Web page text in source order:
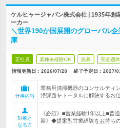
ケルヒャージャパン株式会社 | 1935年創
ーカー
＼世界190か国展開のグローバル
庫
正社員 業種未経験OK 急募 完全週
情報更新日：2026/07/28 終了予定日： 2027/
仕事内容
業務用清掃機器のコンサルティ
浄課題をトータルに解決するお仕
対象と
なる方
《必須》■営業経験1年以上■普
迎》◆提案型営業経験をお持ち